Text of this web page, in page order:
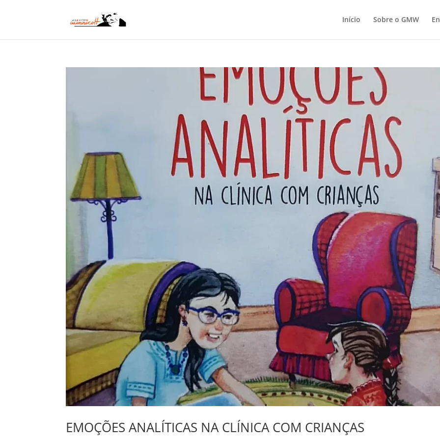
Início Sobre o GMW
EMOÇÕES ANALÍTICAS NA CLÍNICA COM CRIANÇAS